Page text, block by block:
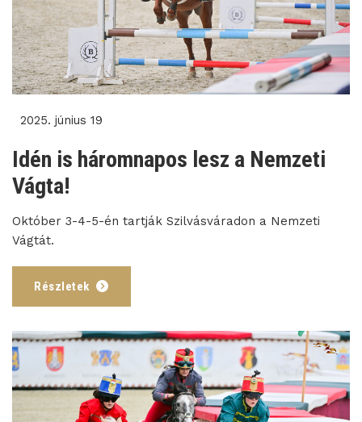
2025. június 19
Idén is háromnapos lesz a Nemzeti
Vágta!
Október 3-4-5-én tartják Szilvásváradon a Nemzeti
Vágtát.
Részletek